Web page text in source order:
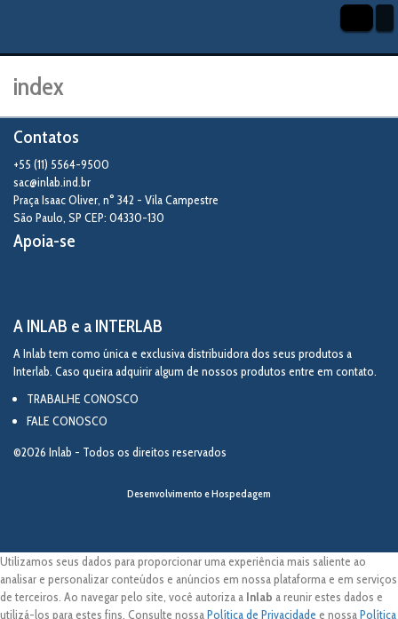
index
Contatos
+55 (11) 5564-9500
sac@inlab.ind.br
Praça Isaac Oliver, n° 342 - Vila Campestre
São Paulo SP CEP: 04330-130
Apoia-se
A INLAB e a INTERLAB
A Inlab tem como única e exclusiva distribuidora dos seus produtos a
Interlab. Caso queira adquirir algum de nossos produtos entre em contato.
TRABALHE CONOSCO
FALE CONOSCO
©2026 Inlab - Todos os direitos reservados
Desenvolvimento e Hospedagem
Utilizamos seus dados para proporcionar uma experiência mais saliente ao
analisar e personalizar conteúdos e anúncios em nossa plataforma e em serviços
de terceiros. Ao navegar pelo site, você autoriza a Inlab a reunir estes dados e
utilizá-los para estes fins. Consulte nossaPolítica de Privacidade e nossaPolítica